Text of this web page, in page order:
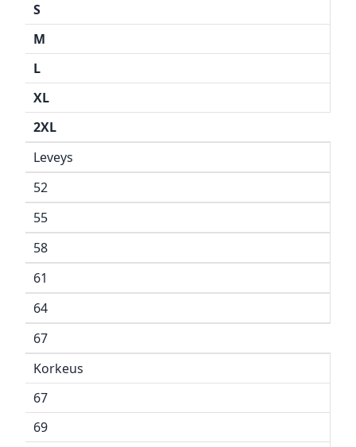
S
M
L
XL
2XL
Leveys
52
55
58
61
64
67
Korkeus
67
69